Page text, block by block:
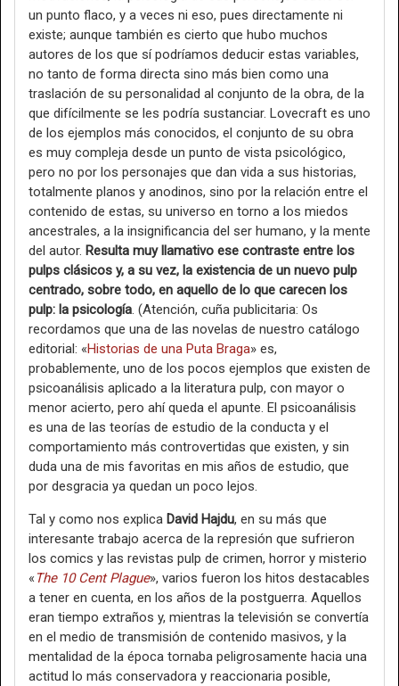
un punto flaco, y a veces ni eso, pues directamente ni
existe; aunque también es cierto que hubo muchos
autores de los que sí podríamos deducir estas variables,
no tanto de forma directa sino más bien como una
traslación de su personalidad al conjunto de la obra, de la
que difícilmente se les podría sustanciar. Lovecraft es uno
de los ejemplos más conocidos, el conjunto de su obra
es muy compleja desde un punto de vista psicológico,
pero no por los personajes que dan vida a sus historias,
totalmente planos y anodinos, sino por la relación entre el
contenido de estas, su universo en torno a los miedos
ancestrales, a la insignificancia del ser humano, y la mente
del autor. Resulta muy llamativo ese contraste entre los
pulps clásicos y, a su vez, la existencia de un nuevo pulp
centrado, sobre todo, en aquello de lo que carecen los
pulp: la psicología. (Atención, cuña publicitaria: Os
recordamos que una de las novelas de nuestro catálogo
editorial: «Historias de una Puta Braga» es,
probablemente, uno de los pocos ejemplos que existen de
psicoanálisis aplicado a la literatura pulp, con mayor o
menor acierto, pero ahí queda el apunte. El psicoanálisis
es una de las teorías de estudio de la conducta y el
comportamiento más controvertidas que existen, y sin
duda una de mis favoritas en mis años de estudio, que
por desgracia ya quedan un poco lejos.
Tal y como nos explica David Hajdu, en su más que
interesante trabajo acerca de la represión que sufrieron
los comics y las revistas pulp de crimen, horror y misterio
« The 10 Cent Plague», varios fueron los hitos destacables
a tener en cuenta, en los años de la postguerra. Aquellos
eran tiempo extraños y, mientras la televisión se convertía
en el medio de transmisión de contenido masivos, y la
mentalidad de la época tornaba peligrosamente hacia una
actitud lo más conservadora y reaccionaria posible,